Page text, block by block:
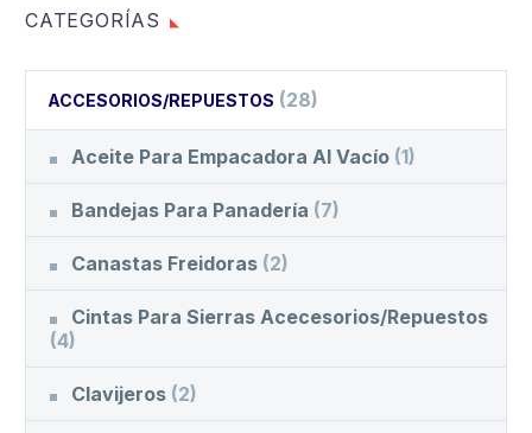
CATEGORÍAS
ACCESORIOS/REPUESTOS (28)
Aceite Para Empacadora Al Vacío (1)
Bandejas Para Panadería (7)
Canastas Freidoras (2)
Cintas Para Sierras Acecesorios/Repuestos
(4)
Clavijeros (2)